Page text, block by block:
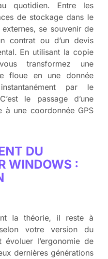
quotidien. Entre les
de stockage dans le
se souvenir de
contrat ou d’un devis
En utilisant la copie
transformez une
floue en une donnée
par le
le passage d’une
à une coordonnée GPS
DU
WINDOWS :
la théorie, il reste à
votre version du
l’ergonomie de
dernières générations